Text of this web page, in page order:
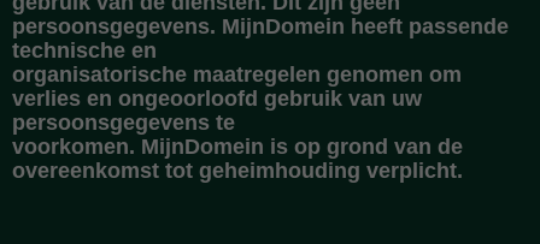
persoonsgegevens. MijnDomein heeft passende
technische en
organisatorische maatregelen genomen om
verlies en ongeoorloofd gebruik van uw
persoonsgegevens te
voorkomen. MijnDomein is op grond van de
overeenkomst tot geheimhouding verplicht.